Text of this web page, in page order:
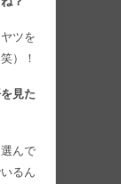
ツを
）！
見た
んで
るん